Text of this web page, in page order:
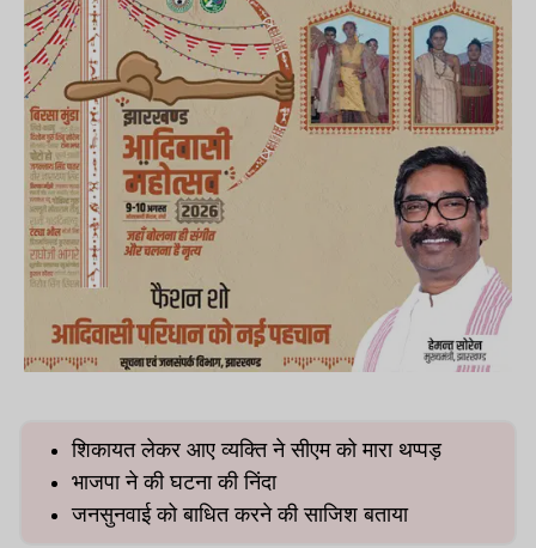
शिकायत लेकर आए व्यक्ति ने सीएम को मारा थप्पड़
भाजपा ने की घटना की निंदा
जनसुनवाई को बाधित करने की साजिश बताया